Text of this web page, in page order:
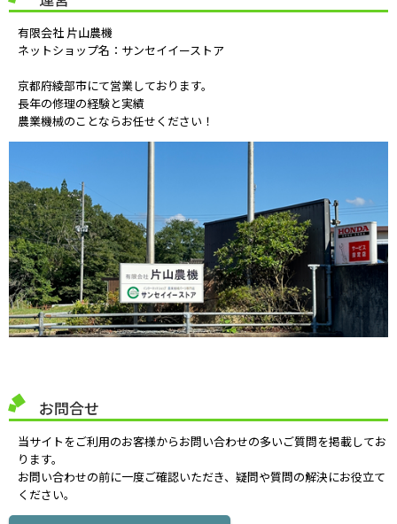
有限会社 片山農機
ネットショップ名：サンセイイーストア
京都府綾部市にて営業しております。
長年の修理の経験と実績
農業機械のことならお任せください！
お問合せ
当サイトをご利用のお客様からお問い合わせの多いご質問を掲載してお
ります。
お問い合わせの前に一度ご確認いただき、疑問や質問の解決にお役立て
ください。